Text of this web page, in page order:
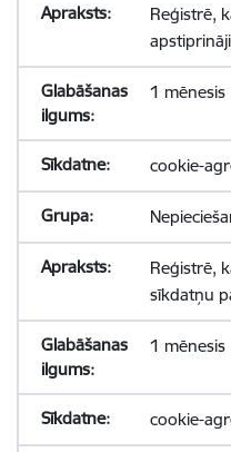
Reģistrē,
1 mēnesis
cookie-
Reģistrē,
sīkdatņu
1 mēnesis
cookie-